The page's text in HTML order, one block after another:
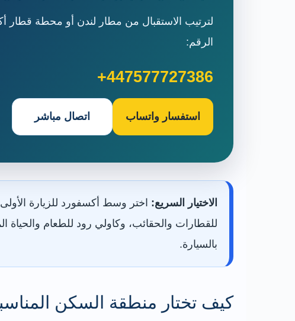
الرقم:
+447577727386
استفسار واتساب اتصال مباشر
الاختيار السريع: اختر وسط أكسفورد للزيارة
للقطارات والحقائب، وكاولي رود للطعام والحياة
بالسيارة.
كيف تختار منطقة السكن